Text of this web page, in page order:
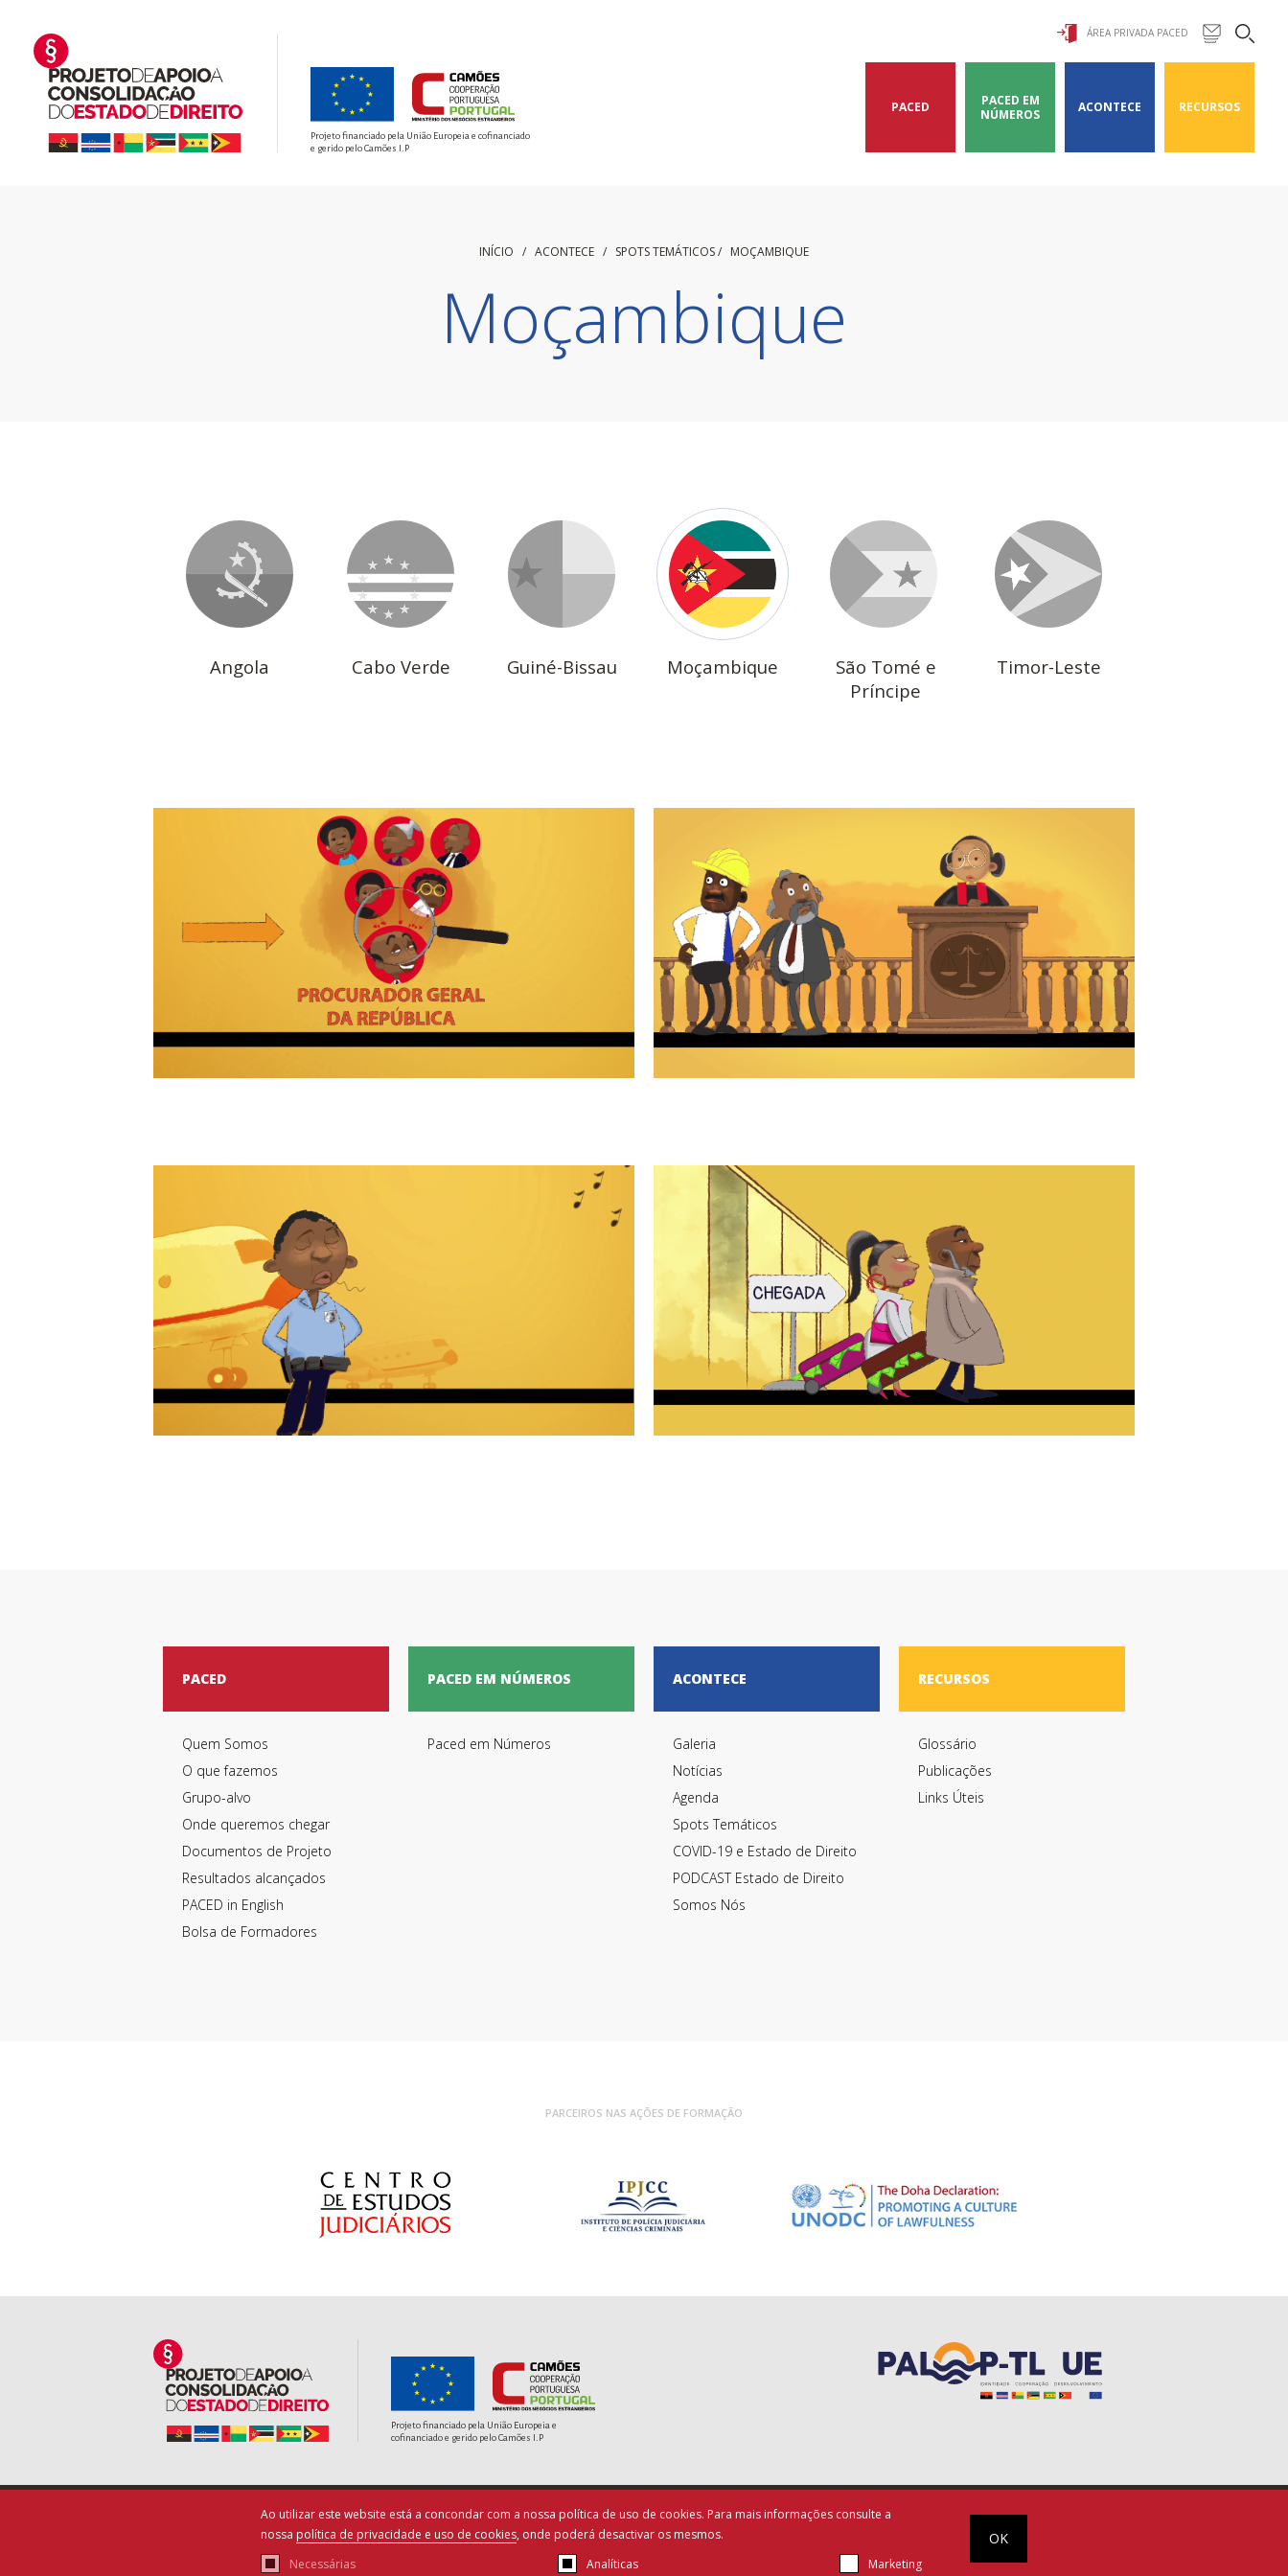
Ao utilizar este website está a concondar com a nossa política de uso de cookies. Para mais informações consulte a
nossa política de privacidade e uso de cookies, onde poderá desactivar os mesmos.
Necessárias
Analíticas Marketing
OK
Projeto financiado pela União Europeia e cofinanciado
e gerido pelo Camões I.P
ÁREA PRIVADA PACED
PACED
PACED EM
NÚMEROS
ACONTECE RECURSOS
INÍCIO / ACONTECE / SPOTS TEMÁTICOS/ MOÇAMBIQUE
Moçambique
Angola Cabo Verde Guiné-Bissau Moçambique
São Tomé e
Príncipe
Timor-Leste
PACED
Quem Somos
O que fazemos
Grupo-alvo
Onde queremos chegar
Documentos de Projeto
Resultados alcançados
PACED in English
Bolsa de Formadores
PACED EM NÚMEROS
Paced em Números
ACONTECE
Galeria
Notícias
Agenda
Spots Temáticos
COVID-19 e Estado de Direito
PODCAST Estado de Direito
Somos Nós
RECURSOS
Glossário
Publicações
Links Úteis
PARCEIROS NAS AÇÕES DE FORMAÇÃO
Projeto financiado pela União Europeia e
cofinanciado e gerido pelo Camões I.P
Termos de Utilização
© Copyright PACED - Todos os direitos reservados.